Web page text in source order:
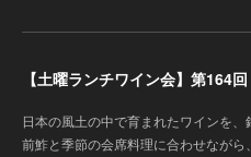
日本の風土の中で育まれたワインを、
前鮓と季節の会席料理に合わせながら